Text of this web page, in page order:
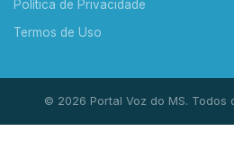
Política de Privacidade
Termos de Uso
© 2026 Portal Voz do MS. Todos